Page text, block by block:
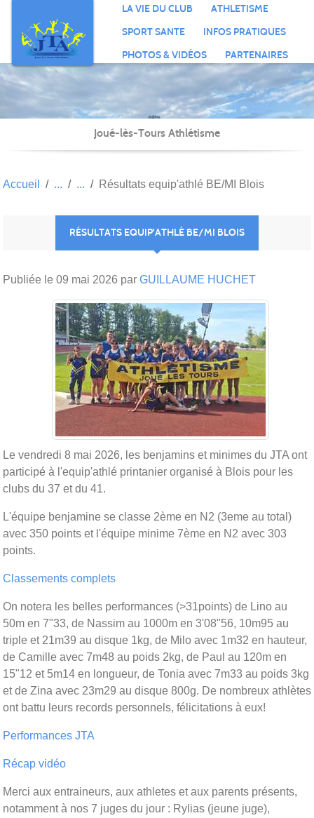
LA VIE DU CLUB
ATHLETISME
SPORT SANTE
INFOS PRATIQUES
PHOTOS & VIDÉOS
PARTENAIRES
Joué-lès-Tours Athlétisme
Accueil Résultats equip'athlé BE/MI Blois
RÉSULTATS EQUIP'ATHLÉ BE/MI BLOIS
Publiée le 09 mai 2026 par GUILLAUME HUCHET
Le vendredi 8 mai 2026, les benjamins et minimes du JTA ont
participé à l'equip'athlé printanier organisé à Blois pour les
clubs du 37 et du 41.
L'équipe benjamine se classe 2ème en N2 (3eme au total)
avec 350 points et l'équipe minime 7ème en N2 avec 303
points.
Classements complets
On notera les belles performances (>31points) de Lino au
50m en 7"33, de Nassim au 1000m en 3'08"56, 10m95 au
triple et 21m39 au disque 1kg, de Milo avec 1m32 en hauteur,
de Camille avec 7m48 au poids 2kg, de Paul au 120m en
15"12 et 5m14 en longueur, de Tonia avec 7m33 au poids 3kg
et de Zina avec 23m29 au disque 800g. De nombreux athlètes
ont battu leurs records personnels, félicitations à eux!
Performances JTA
Récap vidéo
Merci aux entraineurs, aux athletes et aux parents présents,
notamment à nos 7 juges du jour : Rylias (jeune juge),
Panneau de gestion des cookies